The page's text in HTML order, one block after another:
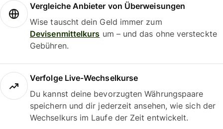
Vergleiche Anbieter von Überweisungen
Wise tauscht dein Geld immer zum
Devisenmittelkurs um – und das ohne versteckte
Gebühren.
Verfolge Live-Wechselkurse
Du kannst deine bevorzugten Währungspaare
speichern und dir jederzeit ansehen, wie sich der
Wechselkurs im Laufe der Zeit entwickelt.